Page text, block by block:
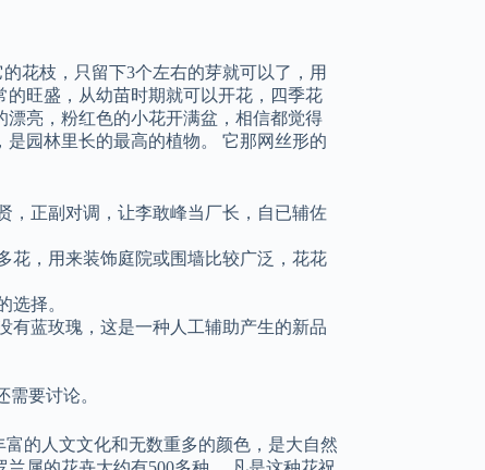
花枝，只留下3个左右的芽就可以了，用
旺盛，从幼苗时期就可以开花，四季花
亮，粉红色的小花开满盆，相信都觉得
园林里长的最高的植物。 它那网丝形的
，正副对调，让李敢峰当厂长，自已辅佐
花，用来装饰庭院或围墙比较广泛，花花
选择。
有蓝玫瑰，这是一种人工辅助产生的新品
要讨论。
的人文文化和无数重多的颜色，是大自然